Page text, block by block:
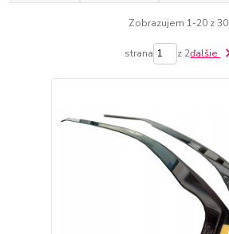
Zobrazujem 1-20 z 30
strana z 2ďalšie